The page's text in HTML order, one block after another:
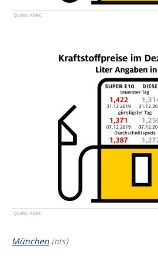
München (ots)